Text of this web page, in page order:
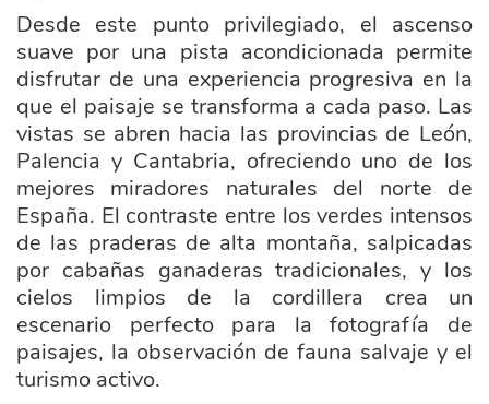
Desde este punto privilegiado, el ascenso
suave por una pista acondicionada permite
disfrutar de una experiencia progresiva en la
que el paisaje se transforma a cada paso. Las
vistas se abren hacia las provincias de León,
Palencia y Cantabria, ofreciendo uno de los
mejores miradores naturales del norte de
España. El contraste entre los verdes intensos
de las praderas de alta montaña, salpicadas
por cabañas ganaderas tradicionales, y los
cielos limpios de la cordillera crea un
escenario perfecto para la fotografía de
paisajes, la observación de fauna salvaje y el
turismo activo.